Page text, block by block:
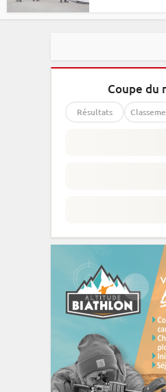
Coupe du
Résultats